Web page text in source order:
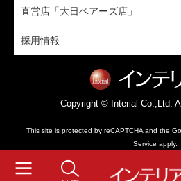
直営店「大日ベアーズ店」
採用情報
Copyright © Interial Co.,Ltd.
This site is protected by reCAPTCHA and the
Service apply.